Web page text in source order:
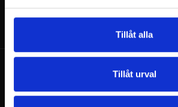
Tillåt alla
Tillåt urval